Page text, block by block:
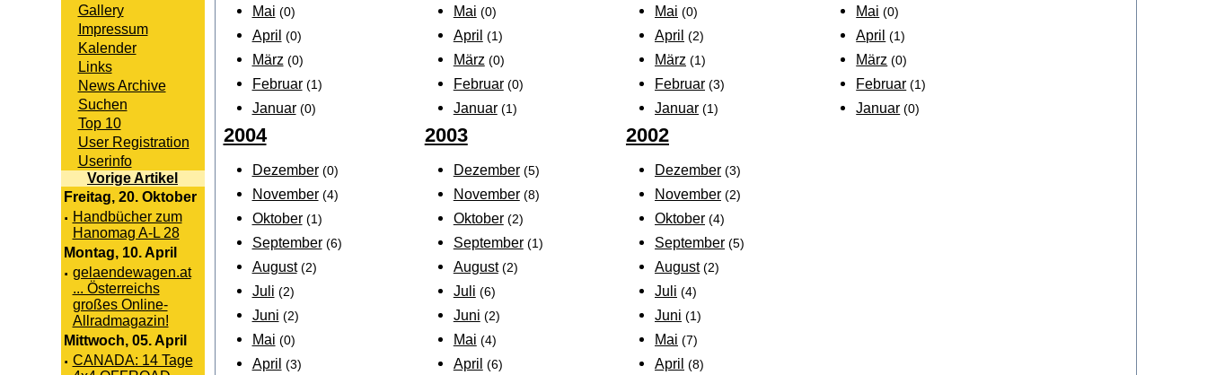
Gallery
Impressum
Kalender
Links
News Archive
Suchen
Top 10
User Registration
Userinfo
Vorige Artikel
Freitag, 20. Oktober
· Handbücher zum
Hanomag A-L 28
Montag, 10. April
· gelaendewagen.at
... Österreichs
großes Online-
Allradmagazin!
Mittwoch, 05. April
· CANADA: 14 Tage
Mai (0)
April (0)
März (0)
Februar (1)
Januar (0)
Mai (0)
April (1)
März (0)
Februar (0)
Januar (1)
Mai (0)
April (2)
März (1)
Februar (3)
Januar (1)
Mai (0)
April (1)
März (0)
Februar (1)
Januar (0)
2004
Dezember (0)
November (4)
Oktober (1)
September (6)
August (2)
Juli (2)
Juni (2)
Mai (0)
April (3)
2003
Dezember (5)
November (8)
Oktober (2)
September (1)
August (2)
Juli (6)
Juni (2)
Mai (4)
April (6)
2002
Dezember (3)
November (2)
Oktober (4)
September (5)
August (2)
Juli (4)
Juni (1)
Mai (7)
April (8)